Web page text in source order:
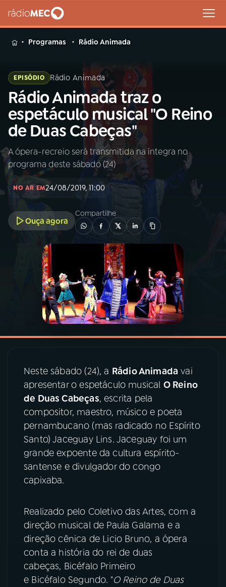
MENU
Buscar
na
Rádio
MEC
Buscar
Início AO VIVO
01 INÍCIO
A RÁDIO
PROGRAMAÇÃO
PROGRAMAS
PODCASTS
07ÚLTIMAS
08 PRÊMIO RÁDIO MEC
ACOMPANHE A RÁDIO MEC
YouTube
TikTok
Programas Rádio Animada
EPISÓDIO Rádio Animada
Rádio Animada traz o
espetáculo musical "O Reino
de Duas Cabeças"
A ópera-recreio será transmitida na íntegra no
programa deste sábado (24)
NO AR EM24/08/2019, 11:00
Ouça agora
Compartilhe
Neste sábado (24), a Rádio Animada vai
apresentar o espetáculo musical O Reino
de Duas Cabeças, escrita pela
compositor, maestro, músico e poeta
pernambucano (mas radicado no Espírito
Santo) Jaceguay Lins. Jaceguay foi um
grande expoente da cultura espírito-
santense e divulgador do congo
capixaba.
Realizado pelo Coletivo das Artes, com a
direção musical de Paula Galama e a
direção cênica de Licio Bruno, a ópera
conta a história do rei de duas
cabeças, Bicéfalo Primeiro
e Bicéfalo Segundo. "O Reino de Duas